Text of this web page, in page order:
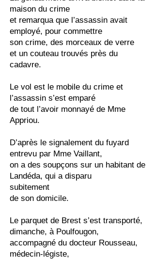
maison du crime
et remarqua que l’assassin avait
employé, pour commettre
son crime, des morceaux de verre
et un couteau trouvés près du
cadavre.
Le vol est le mobile du crime et
l’assassin s’est emparé
de tout l’avoir monnayé de Mme
Appriou.
D’après le signalement du fuyard
entrevu par Mme Vaillant,
on a des soupçons sur un habitant de
Landéda, qui a disparu
subitement
de son domicile.
Le parquet de Brest s’est transporté,
dimanche, à Poulfougon,
accompagné du docteur Rousseau,
médecin-légiste,